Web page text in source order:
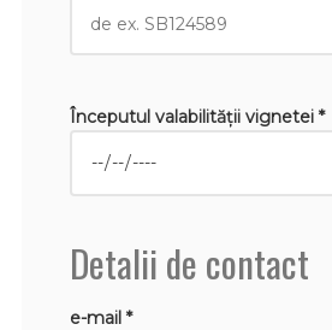
Începutul valabilităţii vignetei *
Detalii de contact
e-mail *